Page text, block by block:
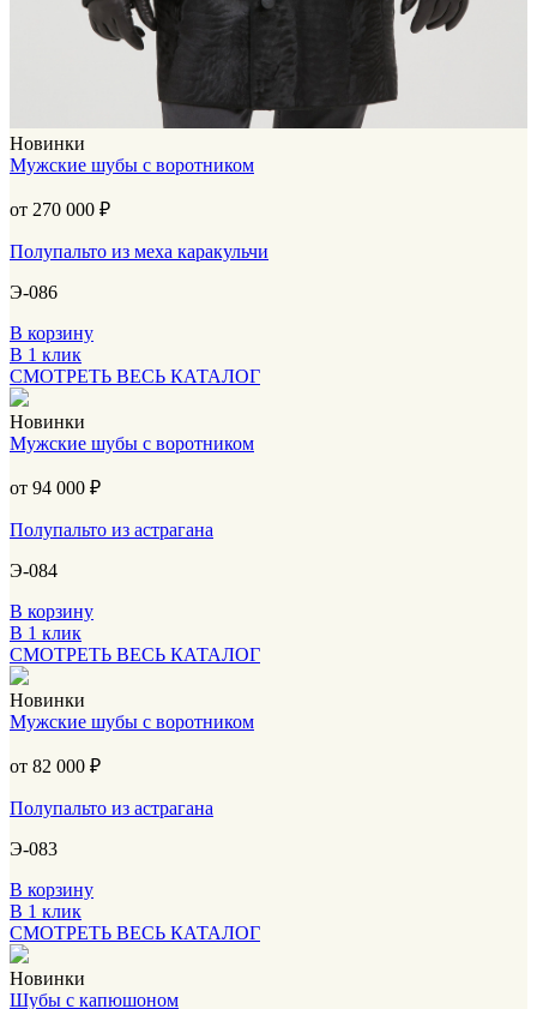
Новинки
Мужские шубы с воротником
от 270 000 ₽
Полупальто из меха каракульчи
Э-086
В корзину
В 1 клик
СМОТРЕТЬ ВЕСЬ КАТАЛОГ
Новинки
Мужские шубы с воротником
от 94 000 ₽
Полупальто из астрагана
Э-084
В корзину
В 1 клик
СМОТРЕТЬ ВЕСЬ КАТАЛОГ
Новинки
Мужские шубы с воротником
от 82 000 ₽
Полупальто из астрагана
Э-083
В корзину
В 1 клик
СМОТРЕТЬ ВЕСЬ КАТАЛОГ
Новинки
Шубы с капюшоном